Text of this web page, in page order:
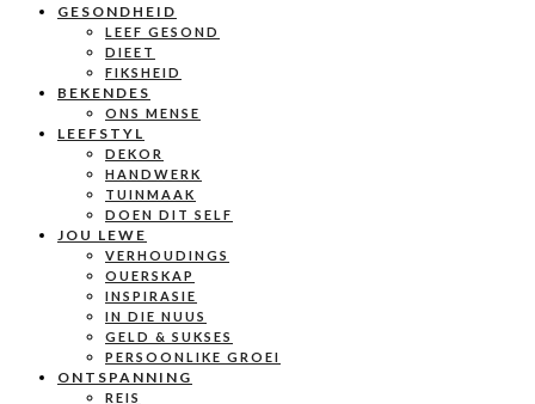
GESONDHEID
LEEF GESOND
DIEET
FIKSHEID
BEKENDES
ONS MENSE
LEEFSTYL
DEKOR
HANDWERK
TUINMAAK
DOEN DIT SELF
JOU LEWE
VERHOUDINGS
OUERSKAP
INSPIRASIE
IN DIE NUUS
GELD & SUKSES
PERSOONLIKE GROEI
ONTSPANNING
REIS